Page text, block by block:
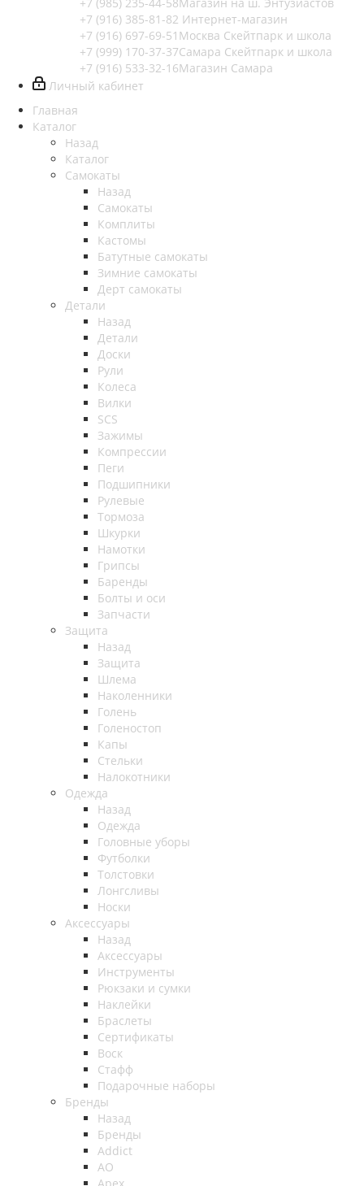
+7 (916) 385-81-82 Интернет-магазин
+7 (916) 697-69-51 Москва Скейтпарк и школа
+7 (999) 170-37-37Самара Скейтпарк и школа
+7 (916) 533-32-16Магазин Самара
Личный кабинет
Главная
Каталог
Назад
Каталог
Самокаты
Назад
Самокаты
Комплиты
Кастомы
Батутные самокаты
Зимние самокаты
Дерт самокаты
Детали
Назад
Детали
Доски
Рули
Колеса
Вилки
SCS
Зажимы
Компрессии
Пеги
Подшипники
Рулевые
Тормоза
Шкурки
Намотки
Грипсы
Баренды
Болты и оси
Запчасти
Защита
Назад
Защита
Шлема
Наколенники
Голень
Голеностоп
Капы
Стельки
Налокотники
Одежда
Назад
Одежда
Головные уборы
Футболки
Толстовки
Лонгсливы
Носки
Аксессуары
Назад
Аксессуары
Инструменты
Рюкзаки и сумки
Наклейки
Браслеты
Сертификаты
Воск
Стафф
Подарочные наборы
Бренды
Назад
Бренды
Addict
AO
Apex